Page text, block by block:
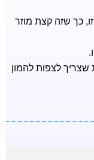
כך שזה קצת מוזר
שצריך לצפות להמון